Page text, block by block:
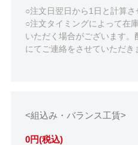
○注文日翌日から1日と計算さ
○注文タイミングによって在
いただく場合がございます
にてご連絡をさせていただき
<組込み・バランス工賃>
0円(税込)